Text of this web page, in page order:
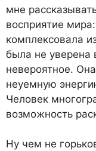
мне
восприятие
комплексовала
была не уверена
невероятное.
неуемную
Человек
возможность
Ну чем не